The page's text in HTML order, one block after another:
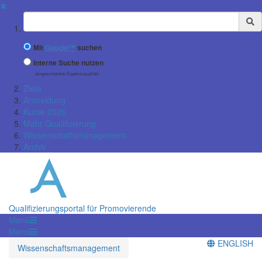
✖
Suchbegriff
Mit Google™ suchen
Interne Suche nutzen
(eingeschränkte Ergebnisqualität)
Ziele
Anmeldung
Kurse 2026
Mehr Qualifizierung
Wissenschaftsmanagement
Archiv
Qualifizierungsportal für Promovierende
Menü
Menü
Wissenschaftsmanagement
ENGLISH